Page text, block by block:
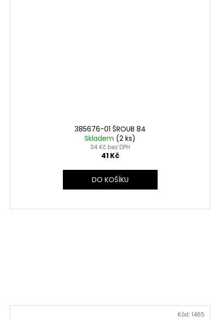
385676-01 ŠROUB 84
Skladem (2 ks)
34 Kč bez DPH
41 Kč
DO KOŠÍKU
Kód: 1465